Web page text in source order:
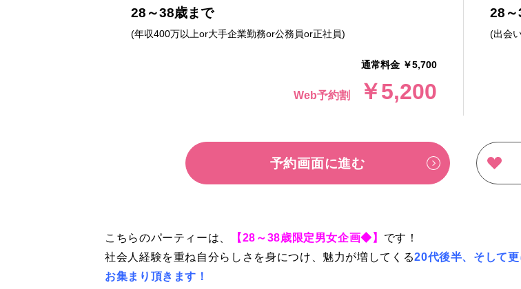
28～38歳まで
(年収400万以上or大手企業勤務or公務員or正社員)
通常料金 ￥5,700
Web予約割 ￥5,200
28
(出会
予約画面に進む
こちらのパーティーは、 【28～38歳限定男女企画◆】 です！
社会人経験を重ね自分らしさを身につけ、魅力が増してくる20代後半、そして
お集まり頂きます！